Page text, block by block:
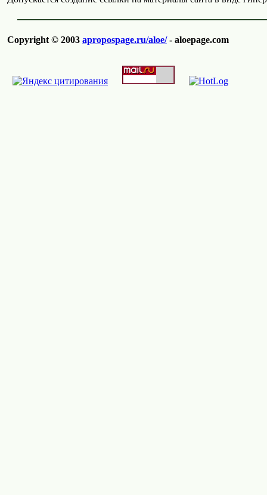
Copyright © 2003 apropospage.ru/aloe/- aloepage.com